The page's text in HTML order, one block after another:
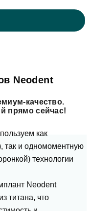
Neodent
качество.
прямо сейчас!
как
так и одномоментную
технологии
Neodent
титана, что